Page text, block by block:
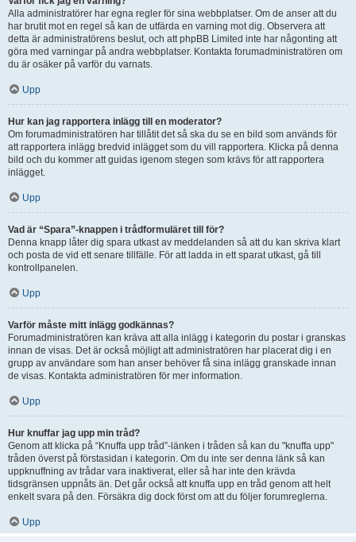
Alla administratörer har egna regler för sina webbplatser. Om de anser att du
har brutit mot en regel så kan de utfärda en varning mot dig. Observera att
detta är administratörens beslut, och att phpBB Limited inte har någonting att
göra med varningar på andra webbplatser. Kontakta forumadministratören om
du är osäker på varför du varnats.
Upp
Hur kan jag rapportera inlägg till en moderator?
Om forumadministratören har tillåtit det så ska du se en bild som används för
att rapportera inlägg bredvid inlägget som du vill rapportera. Klicka på denna
bild och du kommer att guidas igenom stegen som krävs för att rapportera
inlägget.
Upp
Vad är “Spara”-knappen i trådformuläret till för?
Denna knapp låter dig spara utkast av meddelanden så att du kan skriva klart
och posta de vid ett senare tillfälle. För att ladda in ett sparat utkast, gå till
kontrollpanelen.
Upp
Varför måste mitt inlägg godkännas?
Forumadministratören kan kräva att alla inlägg i kategorin du postar i granskas
innan de visas. Det är också möjligt att administratören har placerat dig i en
grupp av användare som han anser behöver få sina inlägg granskade innan
de visas. Kontakta administratören för mer information.
Upp
Hur knuffar jag upp min tråd?
Genom att klicka på “Knuffa upp tråd”-länken i tråden så kan du "knuffa upp"
tråden överst på förstasidan i kategorin. Om du inte ser denna länk så kan
uppknuffning av trådar vara inaktiverat, eller så har inte den krävda
tidsgränsen uppnåts än. Det går också att knuffa upp en tråd genom att helt
enkelt svara på den. Försäkra dig dock först om att du följer forumreglerna.
Upp